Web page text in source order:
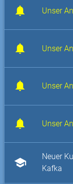
Unser
Unser
Unser
Unser
school
Neuer
Kafka